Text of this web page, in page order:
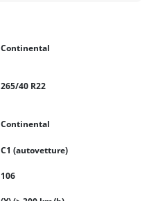
Continental
265/40 R22
Continental
C1 (autovetture)
106